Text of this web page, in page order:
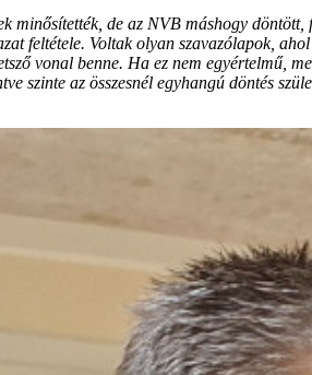
minősítették, de az NVB máshogy
feltétele. Voltak olyan szavazólapok,
vonal benne. Ha ez nem egyértelmű,
szinte az összesnél egyhangú döntés